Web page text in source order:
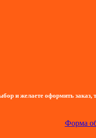
и желаете оформить
Форма